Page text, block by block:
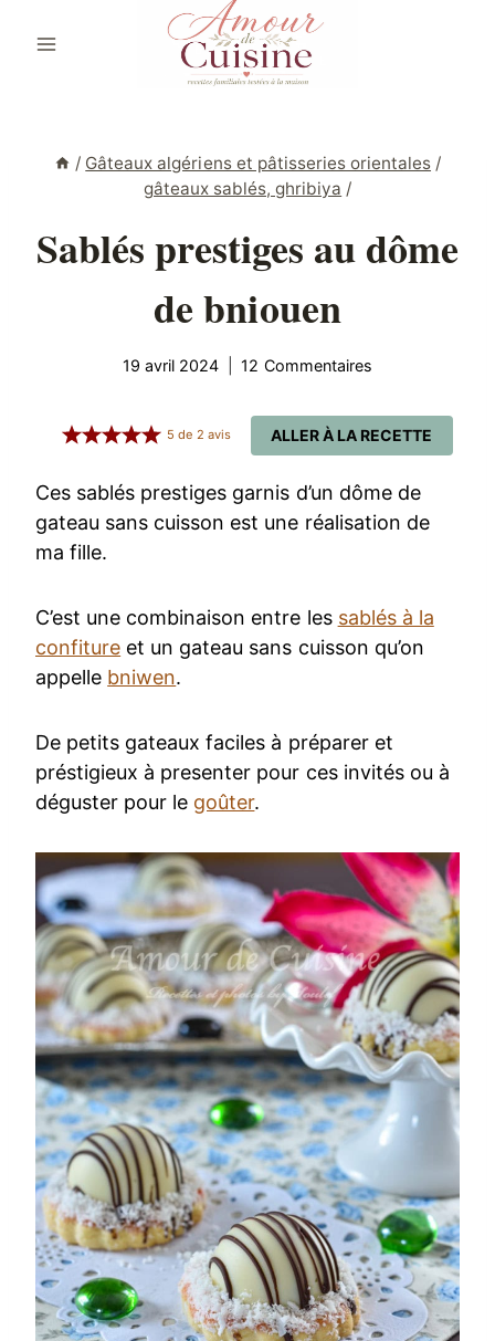
/ Gâteaux algériens et pâtisseries orientales /
gâteaux sablés, ghribiya /
Sablés prestiges au dôme
de bniouen
19 avril 2024 12 Commentaires
ALLER À LA RECETTE
5 de2 avis
Ces sablés prestiges garnis d’un dôme de
gateau sans cuisson est une réalisation de
ma fille.
C’est une combinaison entre les sablés à la
confiture et un gateau sans cuisson qu’on
appelle bniwen.
De petits gateaux faciles à préparer et
préstigieux à presenter pour ces invités ou à
déguster pour le goûter.